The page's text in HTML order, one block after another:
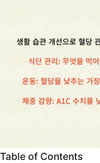
Table of Contents